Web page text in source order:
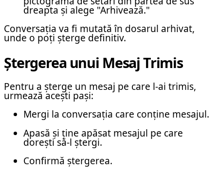
dreapta și alege "Arhivează."
Conversația va fi mutată în dosarul arhivat,
unde o poți șterge definitiv.
Ștergerea unui Mesaj Trimis
Pentru a șterge un mesaj pe care l-ai trimis,
urmează acești pași:
Mergi la conversația care conține mesajul.
Apasă și ține apăsat mesajul pe care
dorești să-l ștergi.
Confirmă ștergerea.